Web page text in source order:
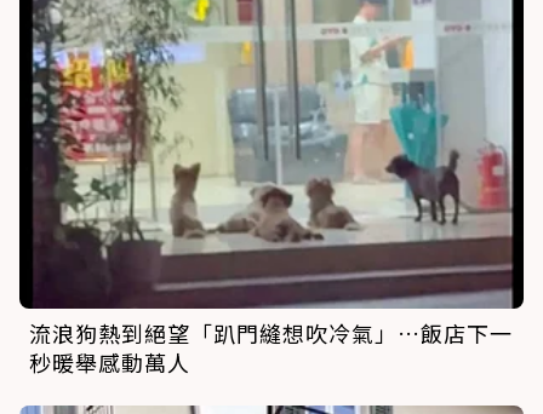
流浪狗熱到絕望「趴門縫想吹冷氣」…飯店下一
秒暖舉感動萬人